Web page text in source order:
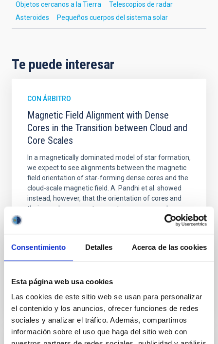
Consentimiento Detalles Acerca de las cookies
Esta página web usa cookies
Las cookies de este sitio web se usan para personalizar
el contenido y los anuncios, ofrecer funciones de redes
sociales y analizar el tráfico. Además, compartimos
información sobre el uso que haga del sitio web con
Objetos cercanos a la Tierra
Telescopios de radar
Asteroides
Pequeños cuerpos del sistema solar
Te puede interesar
CON ÁRBITRO
Magnetic Field Alignment with Dense
Cores in the Transition between Cloud and
Core Scales
In a magnetically dominated model of star formation,
we expect to see alignments between the magnetic
field orientation of star-forming dense cores and the
cloud-scale magnetic field. A. Pandhi et al. showed
instead, however, that the orientation of cores and
their angular momentum vectors appear random
Fecha de publicación:
5 2026
BIBCODE 2026APJ..1003...83Y
NÚMERO DE CITAS 0